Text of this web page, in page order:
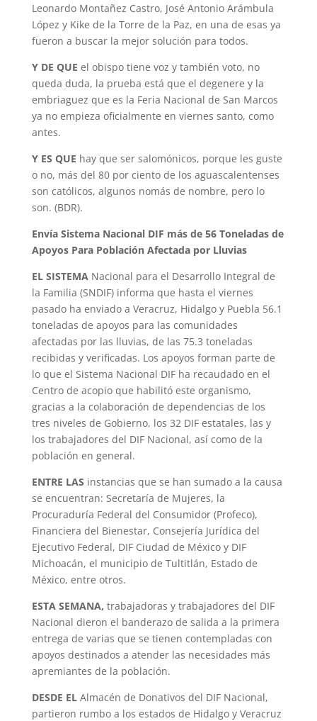
Leonardo Montañez Castro, José Antonio Arámbula
López y Kike de la Torre de la Paz, en una de esas ya
fueron a buscar la mejor solución para todos.
Y DE QUE el obispo tiene voz y también voto, no
queda duda, la prueba está que el degenere y la
embriaguez que es la Feria Nacional de San Marcos
ya no empieza oficialmente en viernes santo, como
antes.
Y ES QUE hay que ser salomónicos, porque les guste
o no, más del 80 por ciento de los aguascalentenses
son católicos, algunos nomás de nombre, pero lo
son. (BDR).
Envía Sistema Nacional DIF más de 56 Toneladas de
Apoyos Para Población Afectada por Lluvias
EL SISTEMA Nacional para el Desarrollo Integral de
la Familia (SNDIF) informa que hasta el viernes
pasado ha enviado a Veracruz, Hidalgo y Puebla 56.1
toneladas de apoyos para las comunidades
afectadas por las lluvias, de las 75.3 toneladas
recibidas y verificadas. Los apoyos forman parte de
lo que el Sistema Nacional DIF ha recaudado en el
Centro de acopio que habilitó este organismo,
gracias a la colaboración de dependencias de los
tres niveles de Gobierno, los 32 DIF estatales, las y
los trabajadores del DIF Nacional, así como de la
población en general.
ENTRE LAS instancias que se han sumado a la causa
se encuentran: Secretaría de Mujeres, la
Procuraduría Federal del Consumidor (Profeco),
Financiera del Bienestar, Consejería Jurídica del
Ejecutivo Federal, DIF Ciudad de México y DIF
Michoacán, el municipio de Tultitlán, Estado de
México, entre otros.
ESTA SEMANA, trabajadoras y trabajadores del DIF
Nacional dieron el banderazo de salida a la primera
entrega de varias que se tienen contempladas con
apoyos destinados a atender las necesidades más
apremiantes de la población.
DESDE EL Almacén de Donativos del DIF Nacional,
partieron rumbo a los estados de Hidalgo y Veracruz